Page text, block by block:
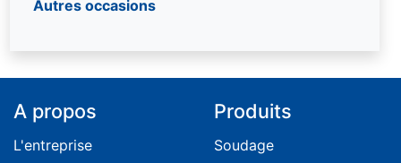
Autres occasions
A propos
L'entreprise
Produits
Soudage